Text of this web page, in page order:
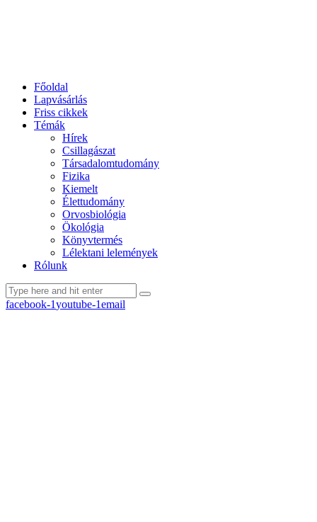
Főoldal
Lapvásárlás
Friss cikkek
Témák
Hírek
Csillagászat
Társadalomtudomány
Fizika
Kiemelt
Élettudomány
Orvosbiológia
Ökológia
Könyvtermés
Lélektani lelemények
Rólunk
facebook-1youtube-1email